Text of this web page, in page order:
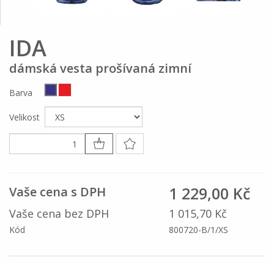
IDA
dámská vesta prošívaná zimní
Barva
Velikost
Vaše cena s DPH 1 229,00 Kč
Vaše cena bez DPH 1 015,70 Kč
Kód 800720-B/1/XS